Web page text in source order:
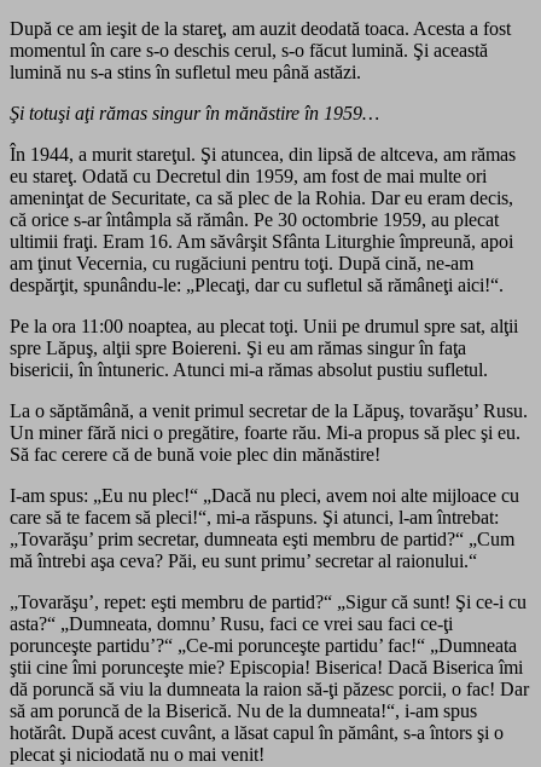
După ce am ieşit de la stareţ, am auzit deodată toaca. Acesta a fost
momentul în care s-o deschis cerul, s-o făcut lumină. Şi această
lumină nu s-a stins în sufletul meu până astăzi.
Şi totuşi aţi rămas singur în mănăstire în 1959…
În 1944, a murit stareţul. Şi atuncea, din lipsă de altceva, am rămas
eu stareţ. Odată cu Decretul din 1959, am fost de mai multe ori
ameninţat de Securitate, ca să plec de la Rohia. Dar eu eram decis,
că orice s-ar întâmpla să rămân. Pe 30 octombrie 1959, au plecat
ultimii fraţi. Eram 16. Am săvârşit Sfânta Liturghie împreună, apoi
am ţinut Vecernia, cu rugăciuni pentru toţi. După cină, ne-am
despărţit, spunându-le: „Plecaţi, dar cu sufletul să rămâneţi aici!“.
Pe la ora 11:00 noaptea, au plecat toţi. Unii pe drumul spre sat, alţii
spre Lăpuş, alţii spre Boiereni. Şi eu am rămas singur în faţa
bisericii, în întuneric. Atunci mi-a rămas absolut pustiu sufletul.
La o săptămână, a venit primul secretar de la Lăpuş, tovarăşu’ Rusu.
Un miner fără nici o pregătire, foarte rău. Mi-a propus să plec şi eu.
Să fac cerere că de bună voie plec din mănăstire!
I-am spus: „Eu nu plec!“ „Dacă nu pleci, avem noi alte mijloace cu
care să te facem să pleci!“, mi-a răspuns. Şi atunci, l-am întrebat:
„Tovarăşu’ prim secretar, dumneata eşti membru de partid?“ „Cum
mă întrebi aşa ceva? Păi, eu sunt primu’ secretar al raionului.“
„Tovarăşu’, repet: eşti membru de partid?“ „Sigur că sunt! Şi ce-i cu
asta?“ „Dumneata, domnu’ Rusu, faci ce vrei sau faci ce-ţi
porunceşte partidu’?“ „Ce-mi porunceşte partidu’ fac!“ „Dumneata
ştii cine îmi porunceşte mie? Episcopia! Biserica! Dacă Biserica îmi
dă poruncă să viu la dumneata la raion să-ţi păzesc porcii, o fac! Dar
să am poruncă de la Biserică. Nu de la dumneata!“, i-am spus
hotărât. După acest cuvânt, a lăsat capul în pământ, s-a întors şi o
plecat şi niciodată nu o mai venit!